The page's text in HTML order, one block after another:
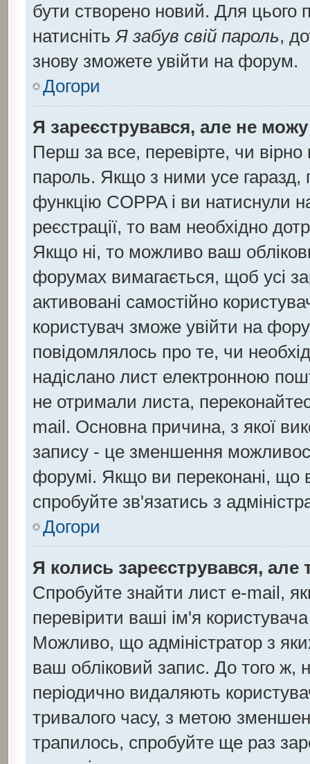
бути створено новий. Для цього
натиснітьЯ забув свій пароль,
знову зможете увійти на форум.
Догори
Я зареєструвався, але не
Перш за все, перевірте, чи
пароль. Якщо з ними усе
функцію COPPA і ви натиснули
реєстрації, то вам необхідно
Якщо ні, то можливо ваш
форумах вимагається, щоб усі
активовані самостійно
користувач зможе увійти на
повідомлялось про те, чи
надіслано лист електронною
не отримали листа,
mail. Основна причина, з якої
запису - це зменшення
форумі. Якщо ви переконані, що
спробуйте зв'язатись з
Догори
Я колись зареєструвався,
Спробуйте знайти лист e-mail,
перевірити ваші ім'я
Можливо, що адміністратор з
ваш обліковий запис. До того ж,
періодично видаляють
тривалого часу, з метою
трапилось, спробуйте ще раз